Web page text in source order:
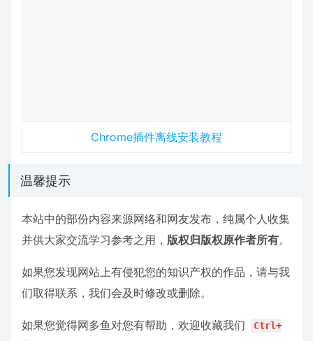
Chrome插件离线安装教程
温馨提示
本站中的部份内容来源网络和网友发布，纯属个人收集
并供大家交流学习参考之用， 版权归版权原作者所有。
如果您发现网站上有侵犯您的知识产权的作品，请与我
们取得联系，我们会及时修改或删除。
如果您觉得网多鱼对您有帮助，欢迎收藏我们 Ctrl+